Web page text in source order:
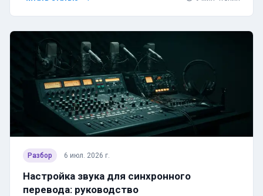
Разбор 6 июл. 2026 г.
Настройка звука для синхронного
перевода: руководство